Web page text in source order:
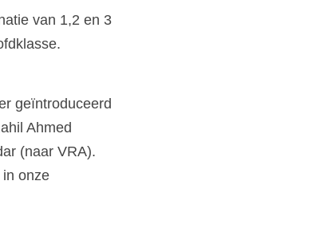
van 1,2 en 3
geïntroduceerd
Ahmed
(naar VRA).
onze